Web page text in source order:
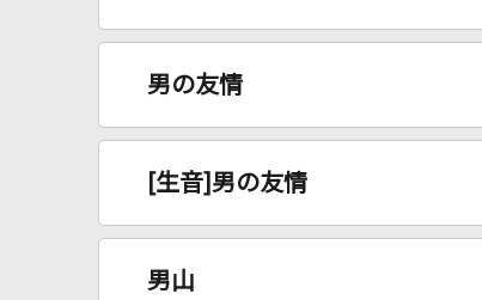
男の友情
[生音]男の友情
男山